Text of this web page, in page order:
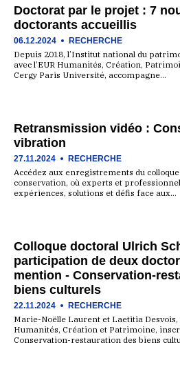
Doctorat par le projet : 7
doctorants accueillis
06.12.2024 RECHERCHE
Depuis 2018, l’Institut national du
avec l’EUR Humanités, Création,
Cergy Paris Université, accompagne…
Retransmission vidéo :
vibration
27.11.2024 RECHERCHE
Accédez aux enregistrements du
conservation, où experts et
expériences, solutions et défis face aux…
Colloque doctoral Ulrich
participation de deux
mention - Conservation-
biens culturels
22.11.2024 RECHERCHE
Marie-Noëlle Laurent et Laetitia Desvois,
Humanités, Création et Patrimoine,
Conservation-restauration des biens